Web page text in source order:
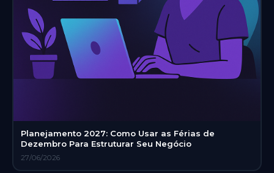
Planejamento 2027: Como Usar as Férias de
Dezembro Para Estruturar Seu Negócio
27/06/2026